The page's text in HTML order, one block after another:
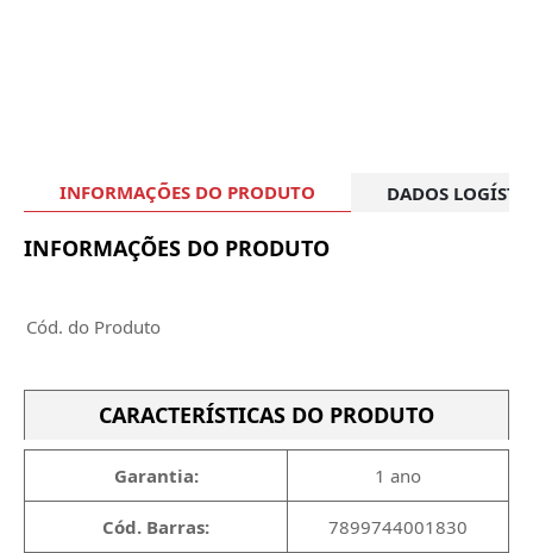
INFORMAÇÕES DO PRODUTO DADOS
INFORMAÇÕES DO PRODUTO
Cód. do Produto
CARACTERÍSTICAS DO PRODUTO
Garantia: 1 ano
Cód. Barras: 7899744001830